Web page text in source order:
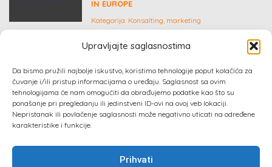
Upravljajte saglasnostima
Da bismo pružili najbolje iskustvo, koristimo tehnologije poput kolačića za
čuvanje i/ili pristup informacijama o uređaju. Saglasnost sa ovim
tehnologijama će nam omogućiti da obrađujemo podatke kao što su
ponašanje pri pregledanju ili jedinstveni ID-ovi na ovoj veb lokaciji.
Nepristanak ili povlačenje saglasnosti može negativno uticati na određene
karakteristike i funkcije.
Prihvati
IN EUROPE
Kategorija: Konsalting, marketing
Kategorija: Nekretnine